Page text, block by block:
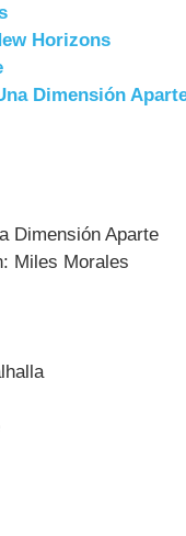
Horizons
Dimensión
Dimensión Aparte
Miles Morales